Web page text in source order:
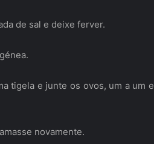
de sal e deixe ferver.
tigela e junte os ovos, um a um e
novamente.